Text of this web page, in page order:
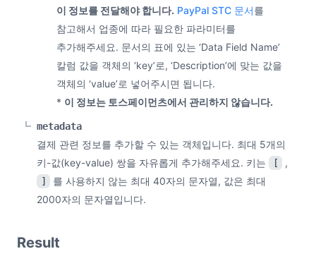
이 정보를 전달해야 합니다. PayPal STC 문서를
참고해서 업종에 따라 필요한 파라미터를
추가해주세요. 문서의 표에 있는 ‘Data Field Name’
칼럼 값을 객체의 ‘key’로, ‘Description’에 맞는 값을
객체의 ‘value’로 넣어주시면 됩니다.
* 이 정보는 토스페이먼츠에서 관리하지 않습니다.
metadata
결제 관련 정보를 추가할 수 있는 객체입니다. 최대 5개의
키-값(key-value) 쌍을 자유롭게 추가해주세요. 키는
[ ,
]
를 사용하지 않는 최대 40자의 문자열, 값은 최대
2000자의 문자열입니다.
Result